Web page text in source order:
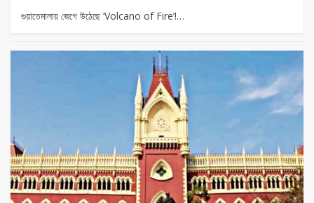
গুয়াতেমালায় জেগে উঠেছে ‘Volcano of Fire’!…